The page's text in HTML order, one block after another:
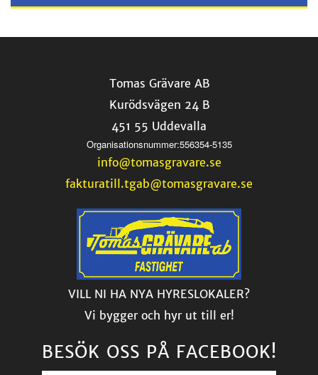
Tomas Grävare AB
Kurödsvägen 24 B
451 55 Uddevalla
Organisationsnummer:556354-5135
info@tomasgravare.se
fakturatill.tgab@tomasgravare.se
VILL NI HA NYA HYRESLOKALER?
Vi bygger och hyr ut till er!
BESÖK OSS PÅ FACEBOOK!